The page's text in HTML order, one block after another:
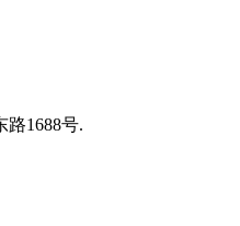
路1688号.